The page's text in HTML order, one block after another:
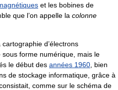
et les bobines de
que l’on appelle la colonne
d’électrons
forme numérique, mais le
le début des années 1960 , bien
de stockage informatique, grâce à
comme sur le schéma de